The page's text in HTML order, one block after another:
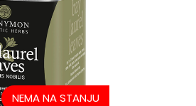
NEMA NA STANJU